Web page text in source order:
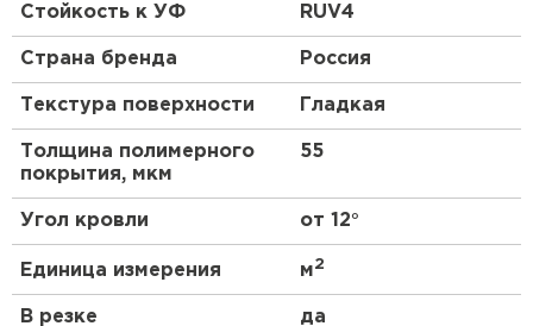
Стойкость к УФ RUV4
Страна бренда Россия
Текстура поверхности Гладкая
Толщина полимерного
покрытия, мкм
55
Угол кровли от 12°
Единица измерения м2
В резке да